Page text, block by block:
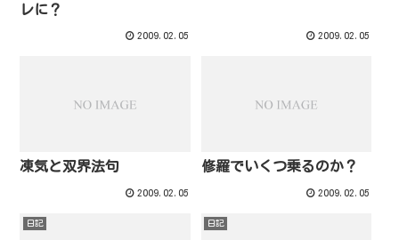
レに？
2009.02.05 2009.02.05
凍気と双界法句
2009.02.05
修羅でいくつ乗るのか？
2009.02.05
日記 日記